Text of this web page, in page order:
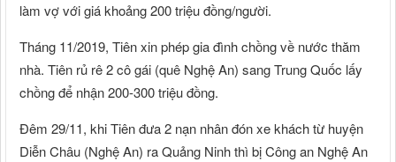
làm vợ với giá khoảng 200 triệu đồng/người.
Tháng 11/2019, Tiên xin phép gia đình chồng về nước thăm
nhà. Tiên rủ rê 2 cô gái (quê Nghệ An) sang Trung Quốc lấy
chồng để nhận 200-300 triệu đồng.
Đêm 29/11, khi Tiên đưa 2 nạn nhân đón xe khách từ huyện
Diễn Châu (Nghệ An) ra Quảng Ninh thì bị Công an Nghệ An